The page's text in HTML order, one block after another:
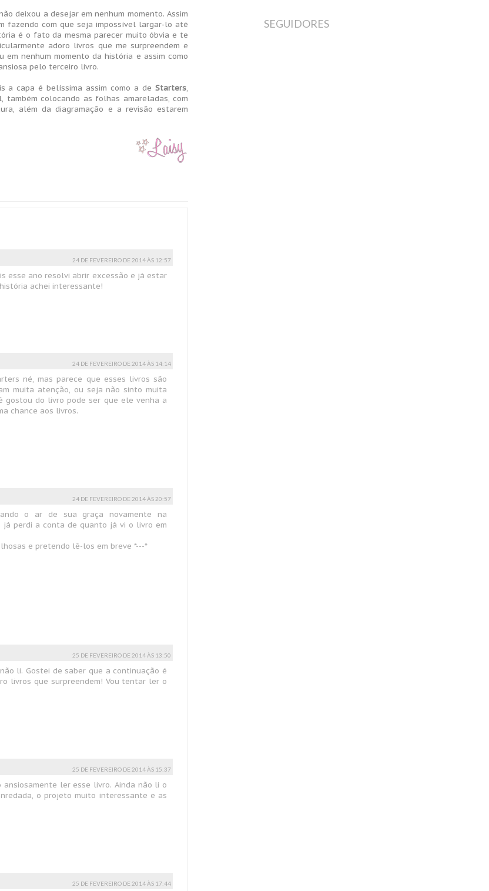
deixou a desejar em nenhum momento. Assim
fazendo com que seja impossível largar-lo até
é o fato da mesma parecer muito óbvia e te
adoro livros que me surpreendem e
em nenhum momento da história e assim como
pelo terceiro livro.
a capa é belíssima assim como a deStarters,
colocando as folhas amareladas, com
além da diagramação e a revisão estarem
24 DE FEVEREIRO DE 2014 ÀS 12:57
esse ano resolvi abrir excessão e já estar
achei interessante!
24 DE FEVEREIRO DE 2014 ÀS 14:14
né, mas parece que esses livros são
muita atenção, ou seja não sinto muita
gostou do livro pode ser que ele venha a
chance aos livros.
24 DE FEVEREIRO DE 2014 ÀS 20:57
o ar de sua graça novamente na
já perdi a conta de quanto já vi o livro em
e pretendo lê-los em breve *---*
25 DE FEVEREIRO DE 2014 ÀS 13:50
li. Gostei de saber que a continuação é
livros que surpreendem! Vou tentar ler o
25 DE FEVEREIRO DE 2014 ÀS 15:37
ansiosamente ler esse livro. Ainda não li o
o projeto muito interessante e as
25 DE FEVEREIRO DE 2014 ÀS 17:44
SEGUIDORES